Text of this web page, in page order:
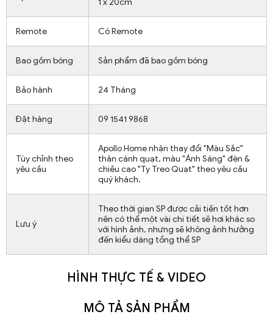
1 x 20cm
Remote Có Remote
Bao gồm bóng Sản phẩm đã bao gồm bóng
Bảo hành 24 Tháng
Đặt hàng 09 1541 9868
Tùy chỉnh theo
yêu cầu
Apollo Home nhận thay đổi "Màu Sắc"
thân cánh quạt, màu "Ánh Sáng" đèn &
chiều cao "Ty Treo Quạt" theo yêu cầu
quý khách.
Lưu ý
Theo thời gian SP được cải tiến tốt hơn
nên có thể một vài chi tiết sẽ hơi khác so
với hình ảnh, nhưng sẽ không ảnh hưởng
đến kiểu dáng tổng thể SP
HÌNH THỰC TẾ & VIDEO
MÔ TẢ SẢN PHẨM